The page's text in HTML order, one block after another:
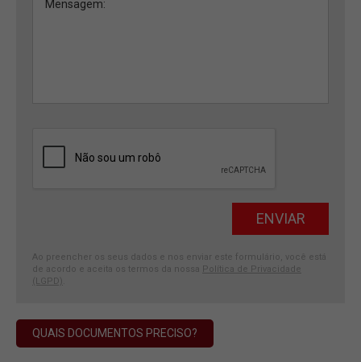
Ao preencher os seus dados e nos enviar este formulário, você está
de acordo e aceita os termos da nossa Política de Privacidade
(LGPD)
QUAIS DOCUMENTOS PRECISO?